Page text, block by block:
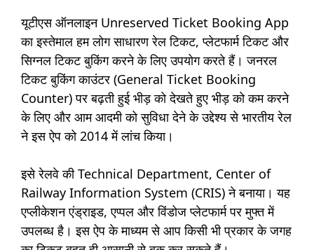
यूटीएस ऑनलाइन Unreserved Ticket Booking App
का इस्तेमाल हम लोग साधारण रेल टिकट, प्लेटफार्म टिकट और
सिग्नल टिकट बुकिंग करने के लिए उपयोग करते हैं। जनरल
टिकट बुकिंग काउंटर (General Ticket Booking
Counter) पर बढ़ती हुई भीड़ को देखते हुए भीड़ को कम करने
के लिए और आम आदमी को सुविधा देने के उद्देश्य से भारतीय रेल
ने इस ऐप को 2014 में लांच किया।
इसे रेलवे की Technical Department, Center of
Railway Information System (CRIS) ने बनाया। यह
एप्लीकेशन एंड्राइड, एप्पल और विंडोज प्लेटफार्म पर मुफ्त में
उपलब्ध है। इस ऐप के माध्यम से आप किसी भी प्रकार के जगह